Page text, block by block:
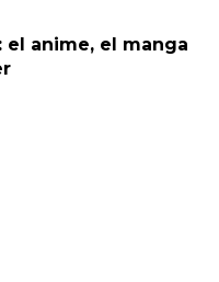
el anime, el manga